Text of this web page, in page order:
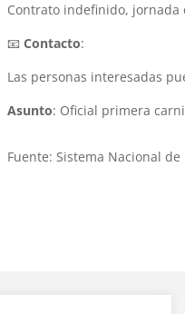
Contrato indefinido, jornada
📧Contacto:
Las personas interesadas
Asunto: Oficial primera
Fuente: Sistema Nacional de